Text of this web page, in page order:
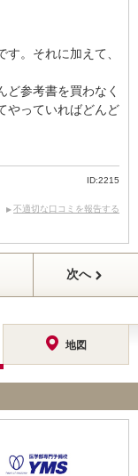
。それに加えて、
ど参考書を買わなく
やっていればどんど
ID:2215
不適切な口コミを報告する
次へ
地図